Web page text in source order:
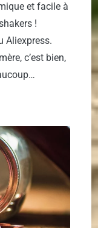
et facile à
!
Aliexpress.
c’est bien,